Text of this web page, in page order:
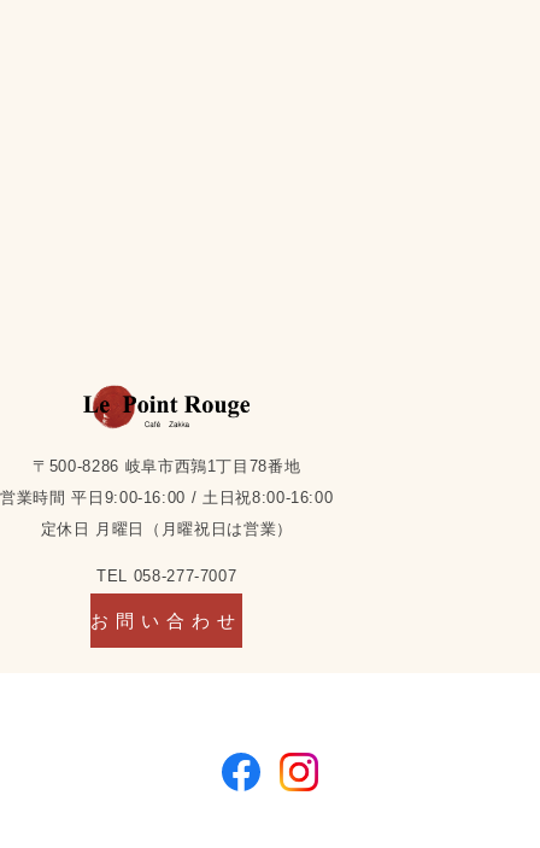
〒500-8286 岐阜市西鶉1丁目78番地
営業時間 平日9:00-16:00 / 土日祝8:00-16:00
定休日 月曜日（月曜祝日は営業）
TEL 058-277-7007
お問い合わせ